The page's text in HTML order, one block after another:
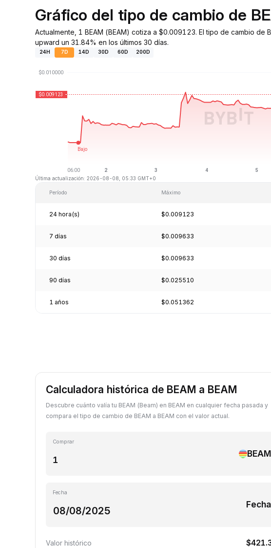
Gráfico del tipo de cambio de
Actualmente, 1 BEAM (BEAM) cotiza a $0.009123. El tipo de cambio
upward un 31.84% en los últimos 30 días.
24H 7D 14D 30D 60D 200D
Última actualización: 2026-08-08, 05:33 GMT+0
Período Máximo
24 hora(s) $0.009123
7 días $0.009633
30 días $0.009633
90 días $0.025510
1 años $0.051362
Calculadora histórica de BEAM a BEAM
Descubre cuánto valía tu BEAM (Beam) en BEAM en cualquier fecha pasada y
compara el tipo de cambio de BEAM a BEAM con el valor actual.
Comprar
BEAM
Fecha
Fecha
Valor histórico